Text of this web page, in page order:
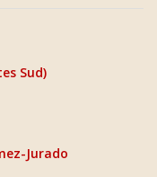
Sud)
Jurado